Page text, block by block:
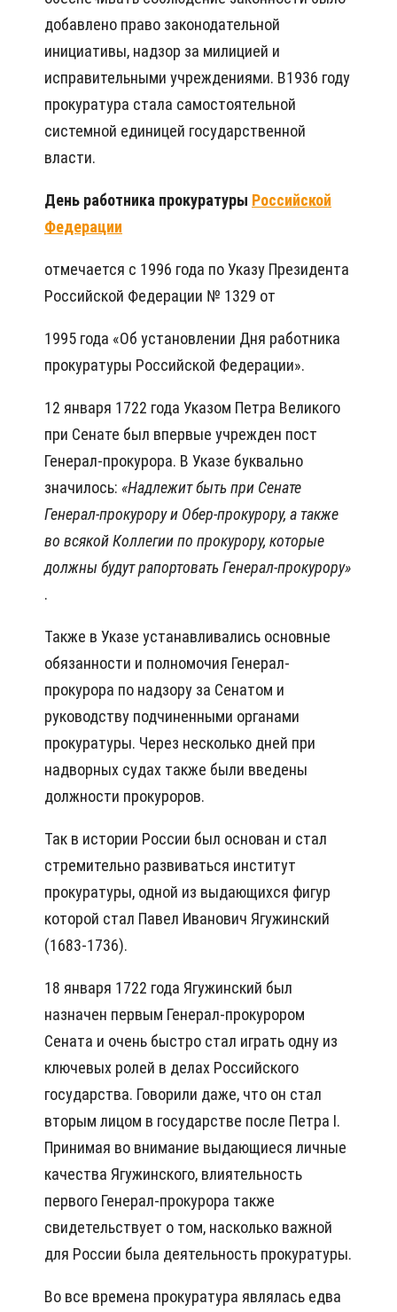
добавлено право законодательной
инициативы, надзор за милицией и
исправительными учреждениями. В1936 году
прокуратура стала самостоятельной
системной единицей государственной
власти.
День работника прокуратуры Российской
Федерации
отмечается с 1996 года по Указу Президента
Российской Федерации № 1329 от
1995 года «Об установлении Дня работника
прокуратуры Российской Федерации».
12 января 1722 года Указом Петра Великого
при Сенате был впервые учрежден пост
Генерал-прокурора. В Указе буквально
значилось: «Надлежит быть при Сенате
Генерал-прокурору и Обер-прокурору, а также
во всякой Коллегии по прокурору, которые
должны будут рапортовать Генерал-прокурору»
.
Также в Указе устанавливались основные
обязанности и полномочия Генерал-
прокурора по надзору за Сенатом и
руководству подчиненными органами
прокуратуры. Через несколько дней при
надворных судах также были введены
должности прокуроров.
Так в истории России был основан и стал
стремительно развиваться институт
прокуратуры, одной из выдающихся фигур
которой стал Павел Иванович Ягужинский
(1683-1736).
18 января 1722 года Ягужинский был
назначен первым Генерал-прокурором
Сената и очень быстро стал играть одну из
ключевых ролей в делах Российского
государства. Говорили даже, что он стал
вторым лицом в государстве после Петра I.
Принимая во внимание выдающиеся личные
качества Ягужинского, влиятельность
первого Генерал-прокурора также
свидетельствует о том, насколько важной
для России была деятельность прокуратуры.
Во все времена прокуратура являлась едва